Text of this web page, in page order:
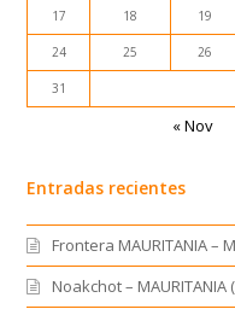
17 18 19
24 25 26
31
« Nov
Entradas recientes
Frontera MAURITANIA –
Noakchot – MAURITANIA